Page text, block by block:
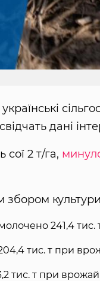
дані
2 т/га,
культури
241,4 тис.
тис. т при
тис. т при